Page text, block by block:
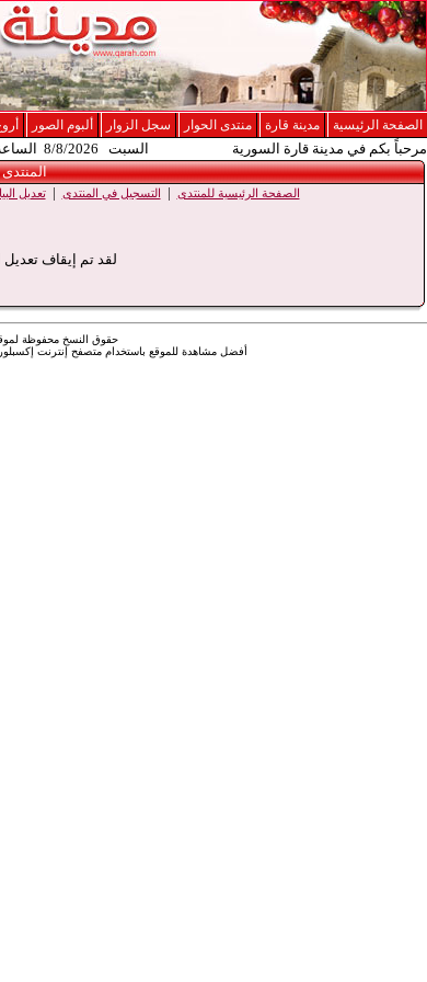
الصفحة الرئيسية مدينة قارة منتدى الحوار سجل الزوار ألبوم الصور
مرحباً بكم في مدينة قارة السورية السبت 8/8/2026 الساعة 03:21 مساءً
المنتدى
الصفحة الرئيسية للمنتدى | التسجيل في المنتدى |تعديل
لقد تم إيقاف
حقوق النسخ محفوظة
أفضل مشاهدة للموقع باستخدام متصفح إنترنت إكسبلورر 5.5 وما بعده ودقة شاشة 800 * 600